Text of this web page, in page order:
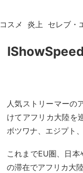
コスメ 炎上 セレブ・
人気ストリーマーの
けてアフリカ大陸を
ボツワナ、エジプト
これまでEU圏、日
の滞在でアフリカ大